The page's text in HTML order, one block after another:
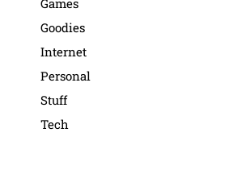
Goodies
Internet
Personal
Stuff
Tech